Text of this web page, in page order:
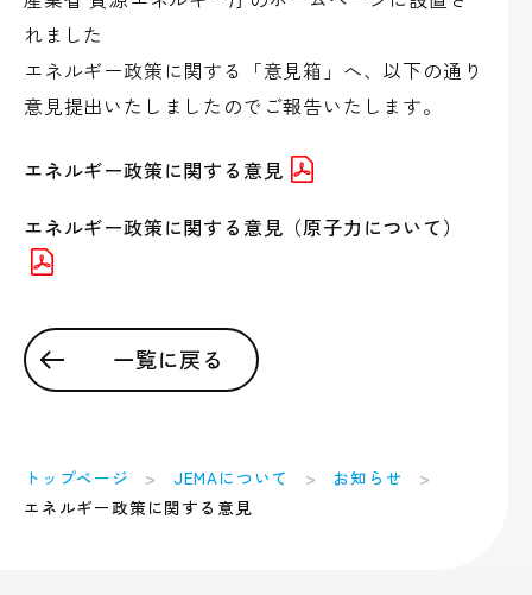
れました
エネルギー政策に関する「意見箱」へ、以下の通り
意見提出いたしましたのでご報告いたします。
エネルギー政策に関する意見
エネルギー政策に関する意見（原子力について）
一覧に戻る
トップページ JEMAについて
お知らせ
エネルギー政策に関する意見